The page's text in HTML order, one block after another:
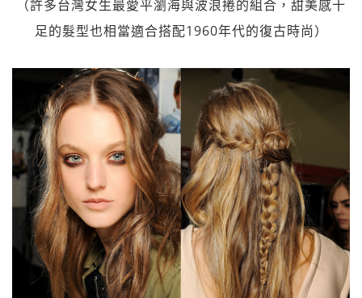
（許多台灣女生最愛平瀏海與波浪捲的組合，甜美感十
足的髮型也相當適合搭配1960年代的復古時尚）